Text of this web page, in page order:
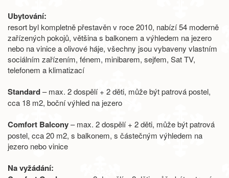
Ubytování:
resort byl kompletně přestavěn v roce 2010, nabízí 54 moderně
zařízených pokojů, většina s balkonem a výhledem na jezero
nebo na vinice a olivové háje, všechny jsou vybaveny vlastním
sociálním zařízením, fénem, minibarem, sejfem, Sat TV,
telefonem a klimatizací
Standard– max. 2 dospělí + 2 děti, může být patrová postel,
cca 18 m2, boční výhled na jezero
Comfort Balcony– max. 2 dospělí + 2 děti, může být patrová
postel, cca 20 m2, s balkonem, s částečným výhledem na
jezero nebo vinice
Na vyžádání: